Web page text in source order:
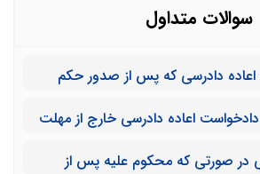
سوالات متداول
اعاده دادرسی که پس از صدور حکم
اعاده دادرسی خارج از مهلت
در صورتی که محکوم علیه پس از